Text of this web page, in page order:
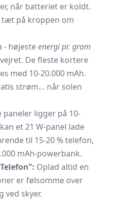
når batteriet er koldt.
tæt på kroppen om
- højesteenergi pr. gram
De fleste kortere
med 10-20.000 mAh.
strøm… når solen
ligger på 10-
et 21 W-panel lade
til 15-20 % telefon,
mAh-powerbank.
Oplad altid en
er følsomme over
ved skyer.